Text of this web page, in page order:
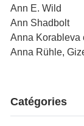
Ann E. Wild
Ann Shadbolt
Anna Korableva
Anna Rühle,
Catégories